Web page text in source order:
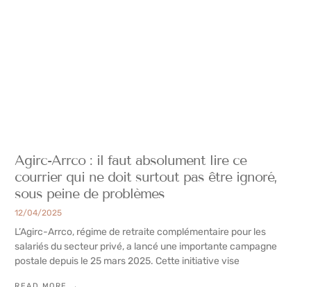
Agirc-Arrco : il faut absolument lire ce
courrier qui ne doit surtout pas être ignoré,
sous peine de problèmes
12/04/2025
L’Agirc-Arrco, régime de retraite complémentaire pour les
salariés du secteur privé, a lancé une importante campagne
postale depuis le 25 mars 2025. Cette initiative vise